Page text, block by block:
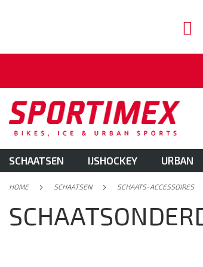
DE
INHOUD
SCHAATSEN IJSHOCKEY URBAN
HOME SCHAATSEN SCHAATS-ACCESSOIRES